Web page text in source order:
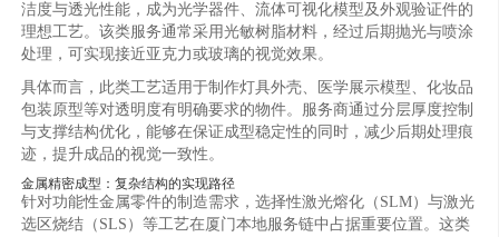
洁度与透光性能，成为光学器件、流体可视化模型及外观验证件的
理想工艺。该类服务通常采用光敏树脂材料，经过后期抛光与喷涂
处理，可实现接近亚克力或玻璃的视觉效果。
具体而言，此类工艺适用于制作灯具外壳、医学展示模型、化妆品
包装原型等对透明度有明确要求的物件。服务商通过分层厚度控制
与支撑结构优化，能够在保证成型稳定性的同时，减少后期处理痕
迹，提升成品的视觉一致性。
金属精密成型：复杂结构的实现路径
针对功能性金属零件的制造需求，选择性激光熔化（SLM）与激光
选区烧结（SLS）等工艺在厦门本地服务链中占据重要位置。这类